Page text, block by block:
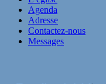
Agenda
Adresse
Contactez-nous
Messages